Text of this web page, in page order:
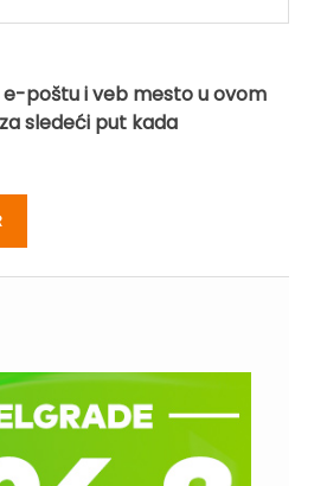
e-poštu i veb mesto u ovom
sledeći put kada